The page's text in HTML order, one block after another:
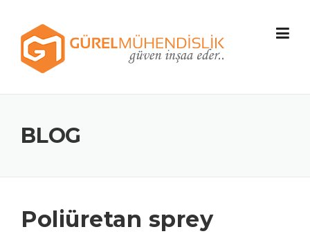
content
BLOG
Poliüretan sprey